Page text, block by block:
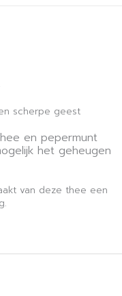
scherpe geest
en pepermunt
het geheugen
van deze thee een